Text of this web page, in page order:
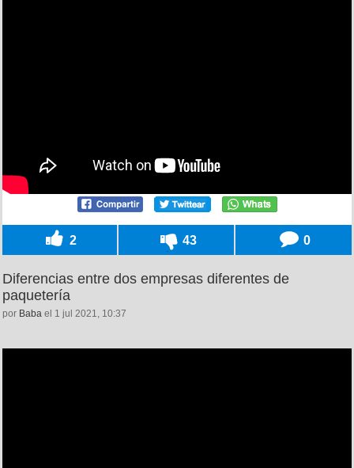
2 43 0
Diferencias entre dos empresas diferentes de
paquetería
por Baba el 1 jul 2021, 10:37